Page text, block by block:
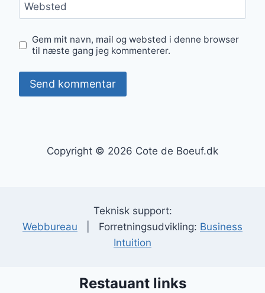
Websted
Gem mit navn, mail og websted i denne browser
til næste gang jeg kommenterer.
Copyright © 2026 Cote de Boeuf.dk
Teknisk support:
Webbureau | Forretningsudvikling: Business
Intuition
Restauant links